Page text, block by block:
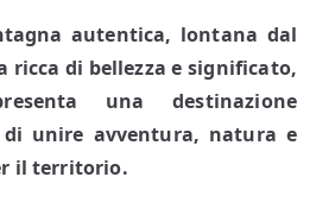
autentica, lontana dal
ricca di bellezza e significato,
una destinazione
di unire avventura, natura e
il territorio.